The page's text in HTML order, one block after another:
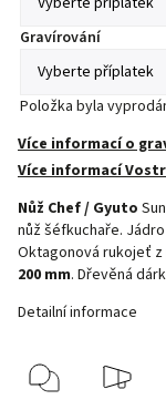
Gravírování
Položka byla
Více informací o
Více informací
Nůž Chef / Gyuto
nůž šéfkuchaře.
Oktagonová rukojeť
200 mm. Dřevěná
Detailní informace